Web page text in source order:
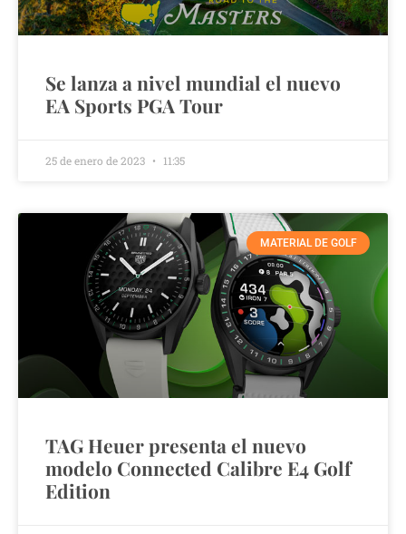
Se lanza a nivel mundial el nuevo
EA Sports PGA Tour
25 de enero de 2023 11:35
MATERIAL DE GOLF
TAG Heuer presenta el nuevo
modelo Connected Calibre E4 Golf
Edition